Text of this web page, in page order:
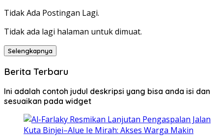
Tidak Ada Postingan Lagi.
Tidak ada lagi halaman untuk dimuat.
Selengkapnya
Berita Terbaru
Ini adalah contoh judul deskripsi yang bisa anda isi dan
sesuaikan pada widget